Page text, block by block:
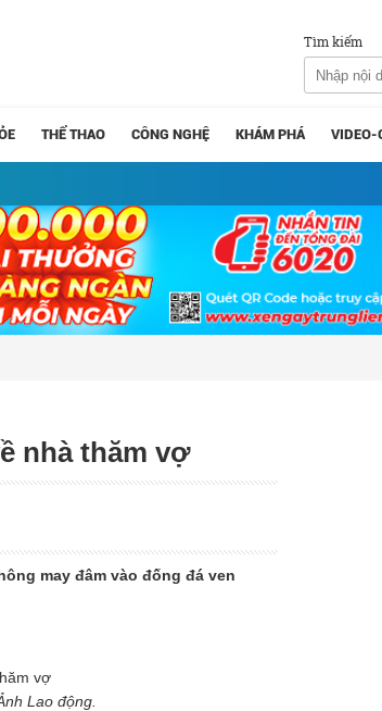
Tìm kiếm
THỂ THAO CÔNG NGHỆ KHÁM PHÁ VIDEO-
nhà thăm vợ
may đâm vào đống đá ven
Lao động.